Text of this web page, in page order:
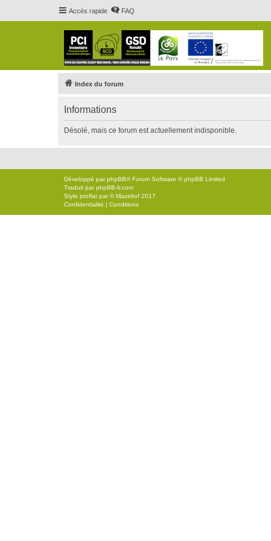
Accès rapide FAQ
Index du forum
Informations
Désolé, mais ce forum est actuellement indisponible.
Développé parphpBB® Forum Software © phpBB Limited
Traduit parphpBB-fr.com
Style proflat par ©Mazeltof 2017
Confidentialité | Conditions